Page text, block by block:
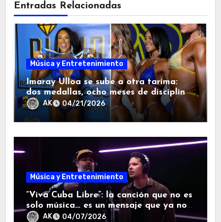
Entradas Relacionadas
Música y Entretenimiento
Imaray Ulloa se sube a otra tarima:
dos medallas, ocho meses de disciplina
y una lección que la diáspora entendió
enseguida.
AK 04/21/2026
Música y Entretenimiento
“Viva Cuba Libre”: la canción que no es
solo música… es un mensaje que ya no
se puede callar.
AK 04/07/2026